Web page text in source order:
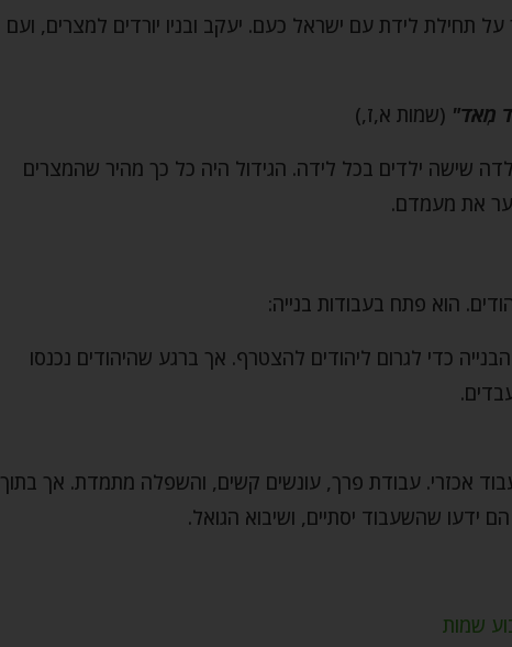
לידת עם ישראל כעם. יעקב ובניו יורדים למצרים, ועם
מְאֹד" (שמות א,ז,)
שישה ילדים בכל לידה. הגידול היה כל כך מהיר שהמצרים
את מעמדם.
הוא פתח בעבודות בנייה:
כדי לגרום ליהודים להצטרף. אך ברגע שהיהודים נכנסו
משעבוד אכזרי. עבודת פרך, עונשים קשים, והשפלה מתמדת. אך בתוך
ידעו שהשעבוד יסתיים, ושיבוא הגואל.
שמות